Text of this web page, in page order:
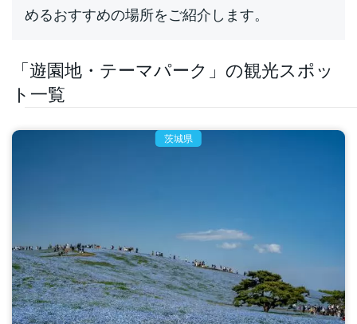
めるおすすめの場所をご紹介します。
「遊園地・テーマパーク」の観光スポッ
ト一覧
茨城県